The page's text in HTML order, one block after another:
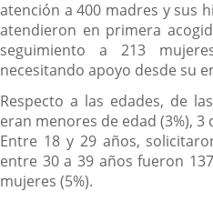
atención a 400 madres y sus
atendieron en primera
seguimiento a 213
necesitando apoyo desde su
Respecto a las edades, de
eran menores de edad (3%),
Entre 18 y 29 años,
entre 30 a 39 años fueron
mujeres (5%).